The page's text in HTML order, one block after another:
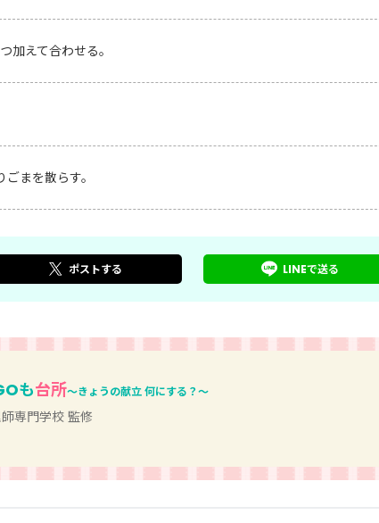
加えて合わせる。
まを散らす。
ポストする LINEで送る
も台所～きょうの献立 何にする？～
専門学校 監修